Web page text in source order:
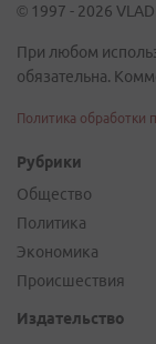
© 1997 - 2026
При любом
обязательна.
Политика обработки
Рубрики
Общество
Политика
Экономика
Происшествия
Издательство